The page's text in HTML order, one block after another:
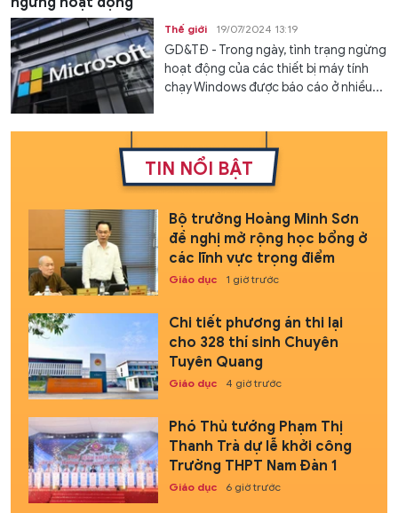
Thế giới 19/07/2024 13:19
GD&TĐ - Trong ngày, tình trạng ngừng
hoạt động của các thiết bị máy tính
chạy Windows được báo cáo ở nhiều...
TIN NỔI BẬT
Bộ trưởng Hoàng Minh Sơn
đề nghị mở rộng học bổng ở
các lĩnh vực trọng điểm
Giáo dục 1 giờ trước
Chi tiết phương án thi lại
cho 328 thí sinh Chuyên
Tuyên Quang
Giáo dục 4 giờ trước
Phó Thủ tướng Phạm Thị
Thanh Trà dự lễ khởi công
Trường THPT Nam Đàn 1
Giáo dục 6 giờ trước